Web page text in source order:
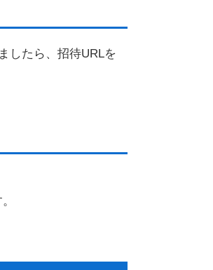
したら、招待URLを